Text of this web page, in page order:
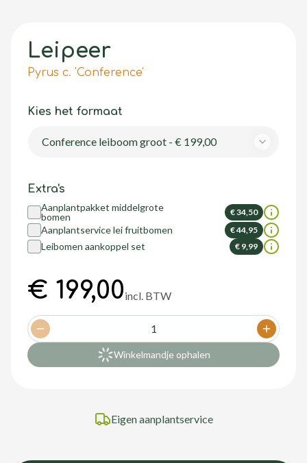
Leipeer
Pyrus c. 'Conference'
Kies het formaat
Conference leiboom groot - € 199,00
Extra's
Aanplantpakket middelgrote
bomen
€ 34,50
Aanplantservice lei fruitbomen € 44,95
Leibomen aankoppel set € 9,99
€ 199,00incl. BTW
Decrease quantity 1
Winkelmandje ophalen
Eigen aanplantservice